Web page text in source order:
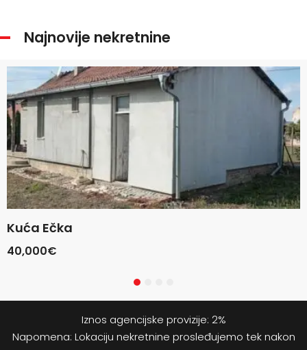
Najnovije nekretnine
Kuća Ečka
40,000€
Iznos agencijske provizije: 2%
Napomena: Lokaciju nekretnine prosleđujemo tek nakon